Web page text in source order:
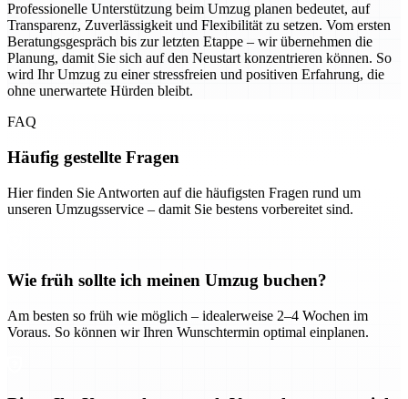
Professionelle Unterstützung beim Umzug planen bedeutet, auf
Transparenz, Zuverlässigkeit und Flexibilität zu setzen. Vom ersten
Beratungsgespräch bis zur letzten Etappe – wir übernehmen die
Planung, damit Sie sich auf den Neustart konzentrieren können. So
wird Ihr Umzug zu einer stressfreien und positiven Erfahrung, die
ohne unerwartete Hürden bleibt.
FAQ
Häufig gestellte Fragen
Hier finden Sie Antworten auf die häufigsten Fragen rund um
unseren Umzugsservice – damit Sie bestens vorbereitet sind.
Wie früh sollte ich meinen Umzug buchen?
Am besten so früh wie möglich – idealerweise 2–4 Wochen im
Voraus. So können wir Ihren Wunschtermin optimal einplanen.